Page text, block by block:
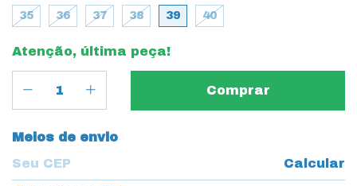
35 36 37 38 39 40
Atenção, última peça!
Entregas para o CEP:
Meios de envio
Calcular